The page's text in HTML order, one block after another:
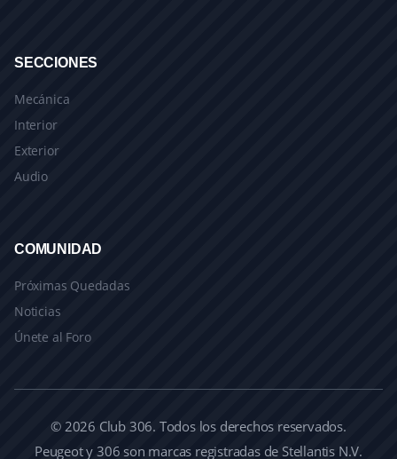
SECCIONES
Mecánica
Interior
Exterior
Audio
COMUNIDAD
Próximas Quedadas
Noticias
Únete al Foro
© 2026 Club 306. Todos los derechos reservados.
Peugeot y 306 son marcas registradas de Stellantis N.V.